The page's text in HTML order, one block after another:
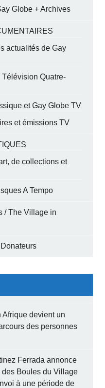
Globe + Archives
actualités de Gay
Quatre-
et Gay Globe TV
et émissions TV
de collections et
A Tempo
/ The Village in
Afrique devient un
des personnes
Ferrada annonce
des Boules du Village
à une période de